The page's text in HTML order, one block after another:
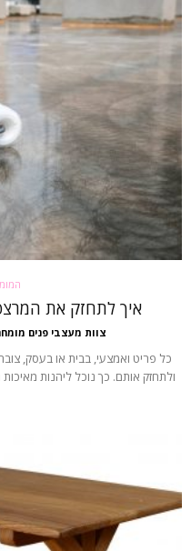
איך לתחזק את
צוות מעצבי פנים
כל פריט ואמצעי, בבית או בעסק,
ולתחזק אותם. כך נוכל ליהנות